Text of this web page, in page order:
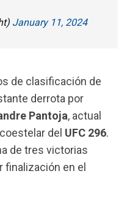
January 11, 2024
de clasificación de
derrota por
Pantoja, actual
del UFC 296.
de tres victorias
finalización en el